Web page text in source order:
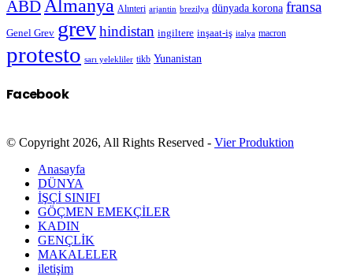
ABD Almanya Alınteri arjantin brezilya dünyada korona fransa
Genel Grev grevhindistan ingiltere inşaat-iş italya macron
protesto sarı yelekliler tikb Yunanistan
Facebook
© Copyright 2026, All Rights Reserved - Vier Produktion
Anasayfa
DÜNYA
İŞÇİ SINIFI
GÖÇMEN EMEKÇİLER
KADIN
GENÇLİK
MAKALELER
iletişim